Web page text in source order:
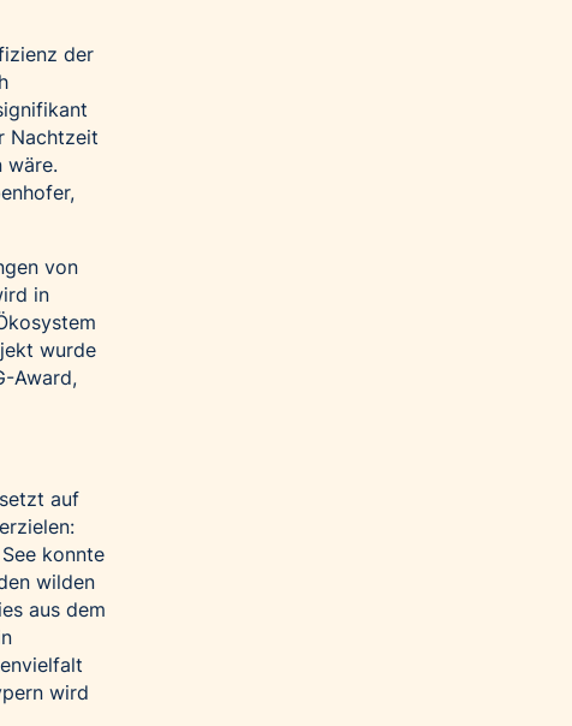
der
Nachtzeit
wäre.
von
in
wurde
Award,
auf
konnte
wilden
aus dem
wird